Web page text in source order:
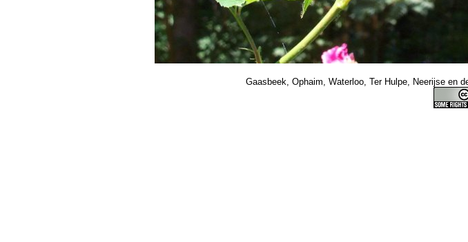
Gaasbeek, Ophaim, Waterloo, Ter Hulpe, Neerijse en